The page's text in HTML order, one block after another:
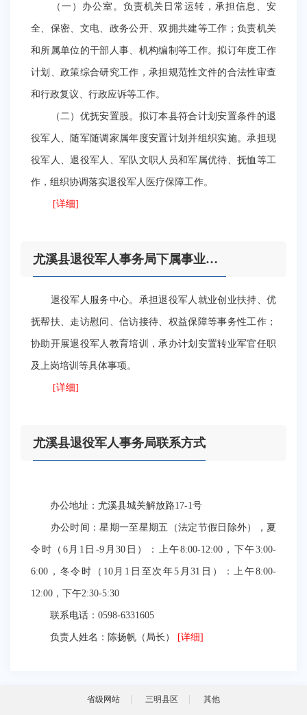
（一）办公室。负责机关日常运转，承担信息、安
全、保密、文电、政务公开、双拥共建等工作；负责机关
和所属单位的干部人事、机构编制等工作。拟订年度工作
计划、政策综合研究工作，承担规范性文件的合法性审查
和行政复议、行政应诉等工作。
（二）优抚安置股。拟订本县符合计划安置条件的退
役军人、随军随调家属年度安置计划并组织实施。承担现
役军人、退役军人、军队文职人员和军属优待、抚恤等工
作，组织协调落实退役军人医疗保障工作。
[详细]
尤溪县退役军人事务局下属事业单位
退役军人服务中心。承担退役军人就业创业扶持、优
抚帮扶、走访慰问、信访接待、权益保障等事务性工作；
协助开展退役军人教育培训，承办计划安置转业军官任职
及上岗培训等具体事项。
[详细]
尤溪县退役军人事务局联系方式
办公地址：尤溪县城关解放路17-1号
办公时间：星期一至星期五（法定节假日除外），夏
令时（6月1日-9月30日）：上午8:00-12:00，下午3:00-
6:00，冬令时（10月1日至次年5月31日）：上午8:00-
12:00，下午2:30-5:30
联系电话：0598-6331605
负责人姓名：陈扬帆（局长） [详细]
省级网站 三明县区 其他